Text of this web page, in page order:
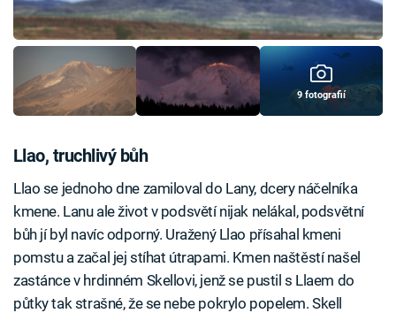
9 fotografií
Llao, truchlivý bůh
Llao se jednoho dne zamiloval do Lany, dcery náčelníka
kmene. Lanu ale život v podsvětí nijak nelákal, podsvětní
bůh jí byl navíc odporný. Uražený Llao přísahal kmeni
pomstu a začal jej stíhat útrapami. Kmen naštěstí našel
zastánce v hrdinném Skellovi, jenž se pustil s Llaem do
půtky tak strašné, že se nebe pokrylo popelem. Skell